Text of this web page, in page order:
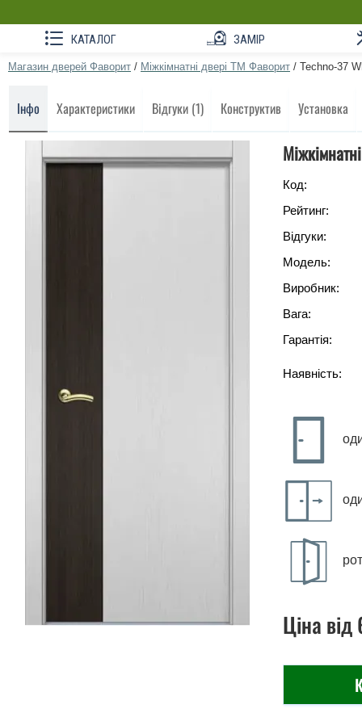
КАТАЛОГ ЗАМІР
Магазин дверей Фаворит / Міжкімнатні двері ТМ Фаворит / Techno-37
Інфо Характеристики Відгуки (1) Конструктив Установка
Код:
Рейтинг:
Відгуки:
Модель:
Виробник:
Вага:
Гарантія:
Наявність:
Ціна